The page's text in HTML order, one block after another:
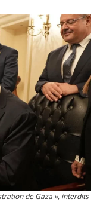
de Gaza », interdits